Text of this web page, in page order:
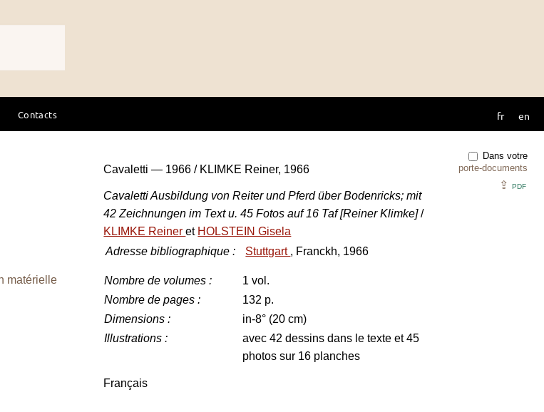
Contacts fr en
Dans votre
porte-documents
⇪ PDF
Cavaletti — 1966 / KLIMKE Reiner, 1966
Cavaletti Ausbildung von Reiter und Pferd über Bodenricks; mit
42 Zeichnungen im Text u. 45 Fotos auf 16 Taf [Reiner Klimke]/
KLIMKE Reineret HOLSTEIN Gisela
Adresse bibliographique : Stuttgart , Franckh, 1966
matérielle Nombre de volumes :
1 vol.
Nombre de pages :
132 p.
Dimensions :
in-8° (20 cm)
Illustrations :
avec 42 dessins dans le texte et 45
photos sur 16 planches
Français